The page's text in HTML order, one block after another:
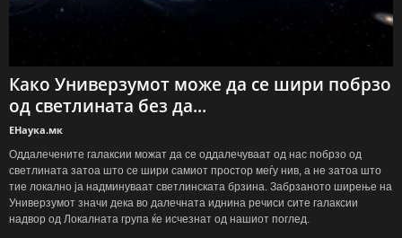
Како Универзумот може да се шири побрзо
од светлината без да...
ЕНаука.мк
Оддалечените галаксии можат да се оддалечуваат од нас побрзо од
светлината затоа што се шири самиот простор меѓу нив, а не затоа што
тие локално ја надминуваат светлинската брзина. Забрзаното ширење на
Универзумот значи дека во далечната иднина речиси сите галаксии
надвор од Локалната група ќе исчезнат од нашиот поглед.